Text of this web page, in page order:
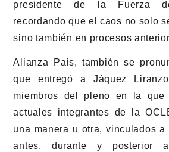
presidente de la Fuerza
recordando que el caos no solo
sino también en procesos
Alianza País, también se
que entregó a Jáquez
miembros del pleno en la que
actuales integrantes de la
una manera u otra, vinculados
antes, durante y posterior